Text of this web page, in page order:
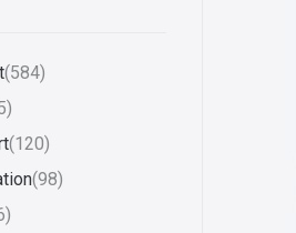
(584)
(120)
(98)